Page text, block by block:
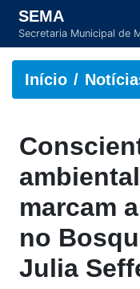
SEMA
Secretaria Municipal de
Início
marcam
no
Julia